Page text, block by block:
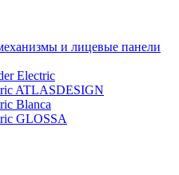
и лицевые панели
Electric
ATLASDESIGN
Blanca
GLOSSA